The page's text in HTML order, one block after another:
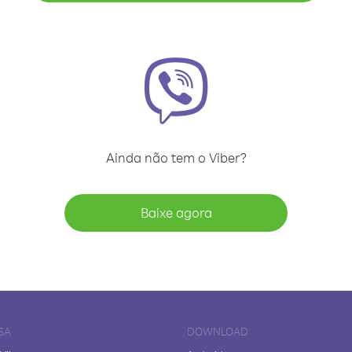
Ainda não tem o Viber?
Baixe agora
DOWNLOAD